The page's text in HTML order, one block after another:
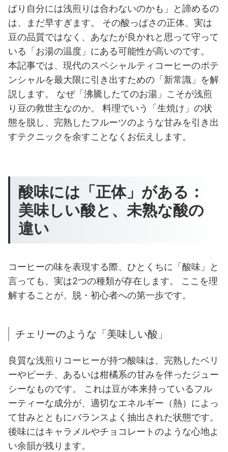
ぱり自分には浅煎りは合わないのかも」と諦めるの
は、まだ早すぎます。 その酸っぱさの正体、実は
豆の品質ではなく、あなたが良かれと思って守って
いる「お湯の温度」にある可能性が高いのです。
本記事では、現代のスペシャルティコーヒーのポテ
ンシャルを最大限に引き出すための「新常識」を解
説します。 なぜ「沸騰したてのお湯」こそが浅煎
り豆の救世主なのか。 料理でいう「生焼け」の状
態を脱し、完熟したフルーツのような甘みを引き出
すテクニックを余すことなくお伝えします。
酸味には「正体」がある：
美味しい酸と、未熟な酸の
違い
コーヒーの味を表現する際、ひとくちに「酸味」と
言っても、実は2つの種類が存在します。 ここを理
解することが、脱・初心者への第一歩です。
チェリーのような「美味しい酸」
良質な浅煎りコーヒーが持つ酸味は、完熟したベリ
ーやピーチ、あるいは柑橘系の甘みを伴ったジュー
シーなものです。 これは豆が本来持っているフル
ーティーな成分が、適切なエネルギー（熱）によっ
て甘みとともにバランスよく抽出された状態です。
後味にはキャラメルやチョコレートのような心地よ
い余韻が残ります。